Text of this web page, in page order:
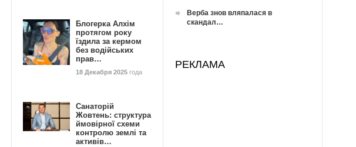
Блогерка Алхім
протягом року
їздила за кермом
без водійських
прав…
18 Декабря 2025 года
Санаторій
Жовтень: структура
ймовірної схеми
контролю землі та
активів…
Верба знов вляпалася в
скандал…
РЕКЛАМА